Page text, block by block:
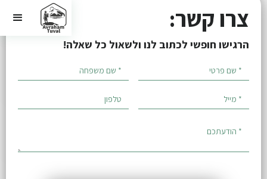
צרו קשר:
הרגישו חופשי לכתוב לנו ולשאול כל שאלה!